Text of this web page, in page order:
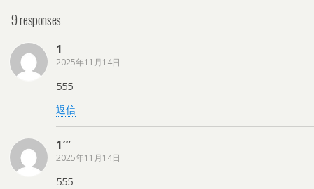
9 responses
1
2025年11月14日
555
返信
1′”
2025年11月14日
555